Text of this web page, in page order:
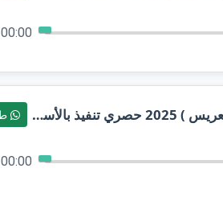
00:00
زفة الليلة تهل التباشير - راشد الماجد ( ام العريس ) 2025 حصري تنفيذ بالأسماء
00:00